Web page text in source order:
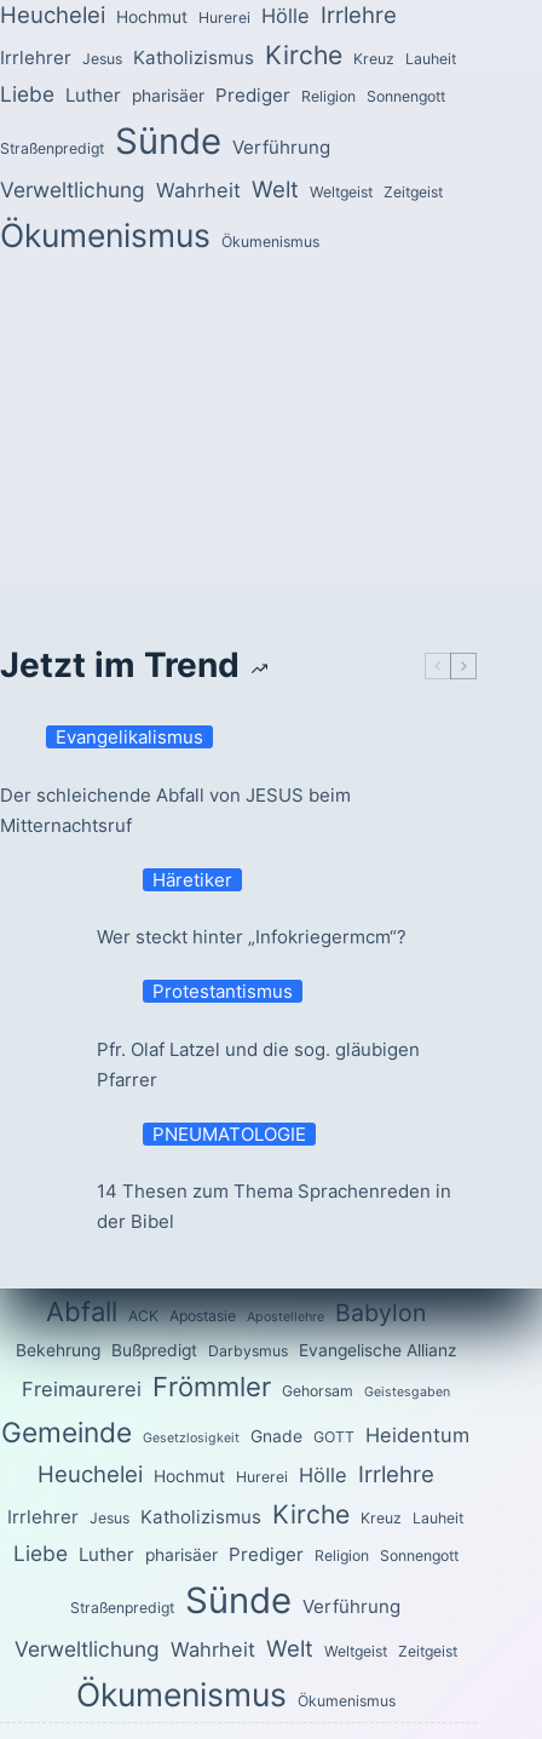
Heuchelei Hochmut Hurerei Hölle Irrlehre
Irrlehrer Jesus Katholizismus Kirche Kreuz Lauheit
Liebe Luther pharisäer Prediger Religion Sonnengott
Straßenpredigt Sünde Verführung
Verweltlichung Wahrheit Welt Weltgeist Zeitgeist
Ökumenismus Ökumenismus
Jetzt im Trend
Evangelikalismus
Der schleichende Abfall von JESUS beim
Mitternachtsruf
Häretiker
Wer steckt hinter „Infokriegermcm“?
Protestantismus
Pfr. Olaf Latzel und die sog. gläubigen
Pfarrer
PNEUMATOLOGIE
14 Thesen zum Thema Sprachenreden in
der Bibel
Abfall ACK Apostasie Apostellehre Babylon
Bekehrung Bußpredigt Darbysmus Evangelische Allianz
Freimaurerei Frömmler Gehorsam Geistesgaben
Gemeinde Gesetzlosigkeit Gnade GOTT Heidentum
Heuchelei Hochmut Hurerei Hölle Irrlehre
Irrlehrer Jesus Katholizismus Kirche Kreuz Lauheit
Liebe Luther pharisäer Prediger Religion Sonnengott
Straßenpredigt Sünde Verführung
Verweltlichung Wahrheit Welt Weltgeist Zeitgeist
Ökumenismus Ökumenismus